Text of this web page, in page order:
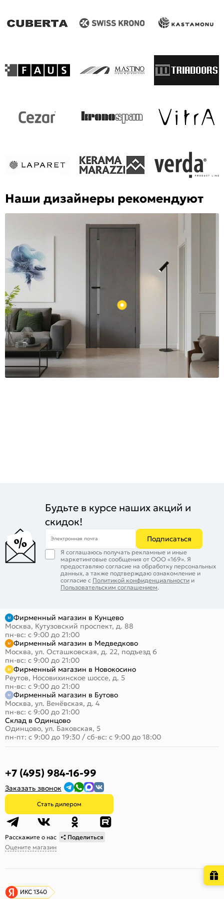
Наши дизайнеры рекомендуют
Будьте в курсе наших акций и
скидок!
Электронная почта Подписаться
Я соглашаюсь получать рекламные и иные
маркетинговые сообщения от ООО «169». Я
предоставляю согласие на обработку персональных
данных, а также подтверждаю ознакомление и
согласие с Политикой конфиденциальности и
Пользовательским соглашением.
Фирменный магазин в Кунцево
Москва, Кутузовский проспект, д. 88
пн-вс: с 9:00 до 21:00
Фирменный магазин в Медведково
Москва, ул. Осташковская, д. 22, подъезд 6
пн-вс: с 9:00 до 21:00
Фирменный магазин в Новокосино
Реутов, Носовихинское шоссе, д. 5
пн-вс: с 9:00 до 21:00
Фирменный магазин в Бутово
Москва, ул. Венёвская, д. 4
пн-вс: с 9:00 до 21:00
Склад в Одинцово
Одинцово, ул. Баковская, 5
пн-пт: с 9:00 до 19:30 / сб-вс: с 9:00 до 18:00
+7 (495) 984-16-99
Заказать звонок
Стать дилером
Расскажите о нас
Поделиться
Оцените магазин
ИКС 1340